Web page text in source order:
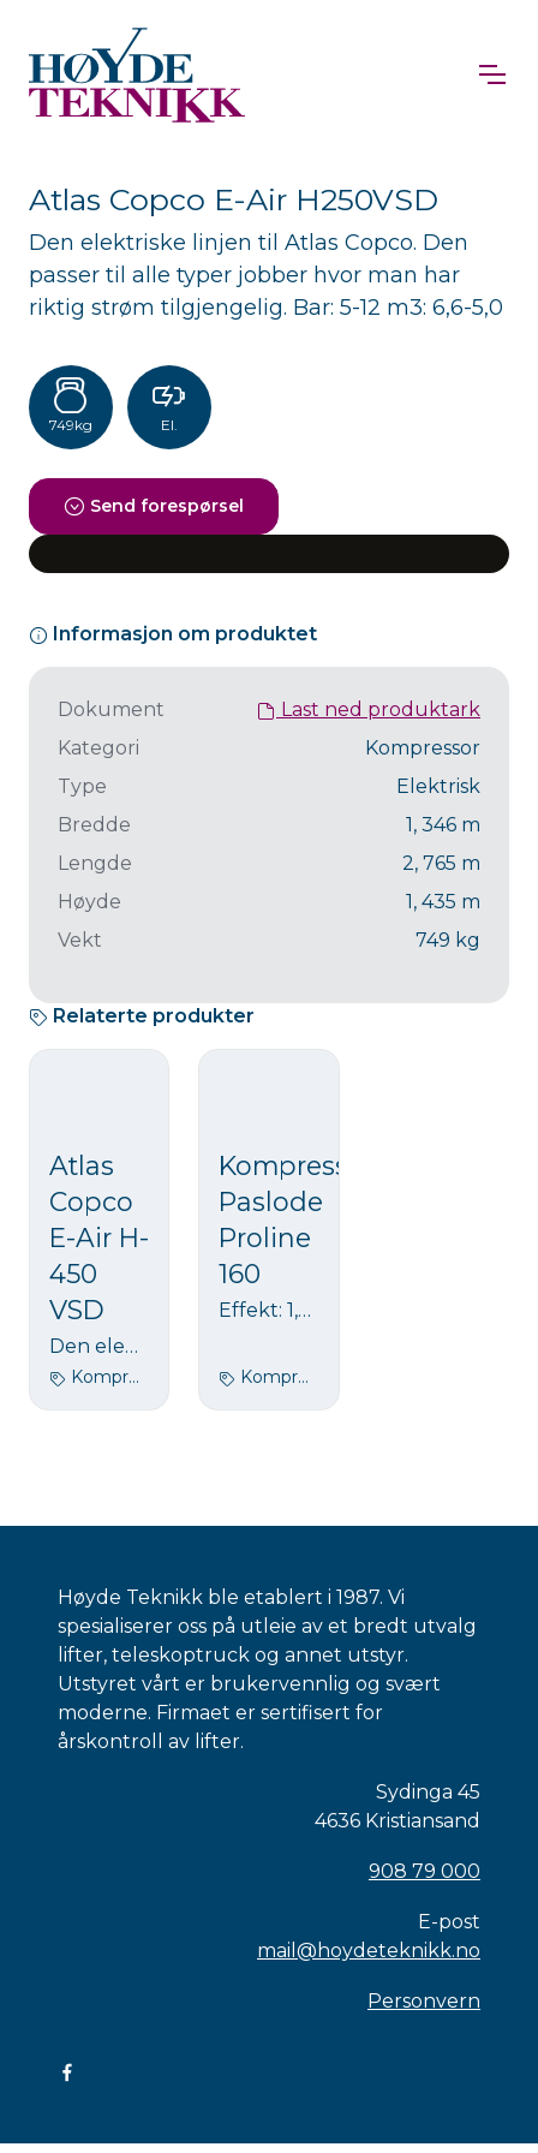
Atlas Copco E-Air H250VSD
Den elektriske linjen til Atlas Copco. Den
passer til alle typer jobber hvor man har
riktig strøm tilgjengelig. Bar: 5-12 m3: 6,6-5,0
749kg El.
Send forespørsel
Informasjon om produktet
Dokument
Last ned produktark
Kategori
Kompressor
Type
Elektrisk
Bredde
1, 346 m
Lengde
2, 765 m
Høyde
1, 435 m
Vekt
749 kg
Relaterte produkter
Atlas
Copco
E-Air H-
450
VSD
Den elektriske linjen til Atlas Copco. Den passer til alle typer jobber hvor man har riktig strøm tilgjengelig. Bar: 5-13 m3: 13,2 - 9,72
Kompressor
Kompressor
Paslode
Proline
160
Effekt: 1,5 hkFri avgitt luftmengde ved 6 bar / min: 159 LLuftkapasitet: 64 L / minTank: 6 LLydnivå: 95 db(A)Maks arbeidstrykk: 8 barVekt: 9,5 kg
Kompressor
Høyde Teknikk ble etablert i 1987. Vi
spesialiserer oss på utleie av et bredt utvalg
lifter, teleskoptruck og annet utstyr.
Utstyret vårt er brukervennlig og svært
moderne. Firmaet er sertifisert for
årskontroll av lifter.
Sydinga 45
4636 Kristiansand
908 79 000
E-post
mail@hoydeteknikk.no
Personvern